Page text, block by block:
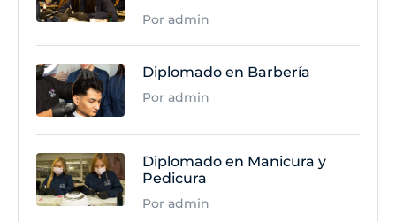
Por admin
Diplomado en Barbería
Por admin
Diplomado en Manicura y
Pedicura
Por admin